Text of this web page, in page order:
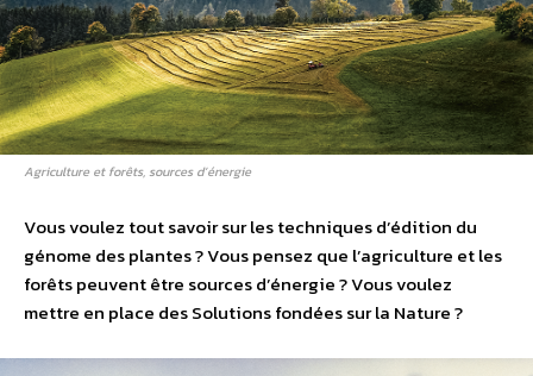
Agriculture et forêts, sources d’énergie
Vous voulez tout savoir sur les techniques d’édition du
génome des plantes ? Vous pensez que l’agriculture et les
forêts peuvent être sources d’énergie ? Vous voulez
mettre en place des Solutions fondées sur la Nature ?